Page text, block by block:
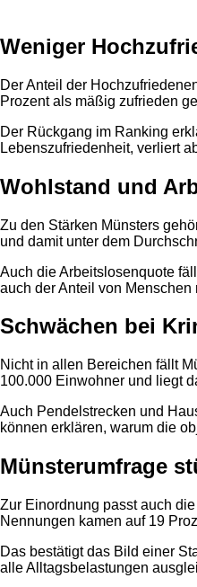
Weniger
Der Anteil der
Prozent als mäßig zufrieden
Der Rückgang im Ranking
Lebenszufriedenheit, verliert
Wohlstand und
Zu den Stärken Münsters
und damit unter dem
Auch die Arbeitslosenquote
auch der Anteil von
Schwächen bei
Nicht in allen Bereichen fällt
100.000 Einwohner und liegt
Auch Pendelstrecken und
können erklären, warum die
Münsterumfrage
Zur Einordnung passt auch
Nennungen kamen auf 19
Das bestätigt das Bild einer
alle Alltagsbelastungen